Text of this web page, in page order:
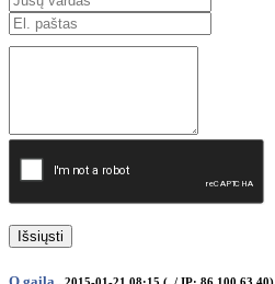
Išsiųsti
2015-01-21 08:15 (. / IP: 86.100.63.40)